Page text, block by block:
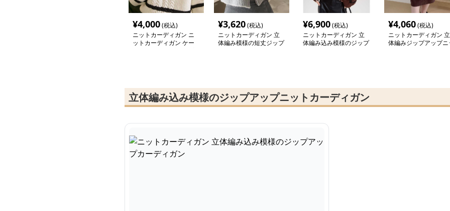
¥4,000(税込)
ニットカーディガン ニ
ットカーディガン ケー
¥3,620(税込)
ニットカーディガン 立
体編み模様の短丈ジップ
¥6,900(税込)
ニットカーディガン 立
体編み込み模様のジップ
¥4,060(税込)
ニットカーディガン 立
体編みジップアップニ
立体編み込み模様のジップアップニットカーディガン